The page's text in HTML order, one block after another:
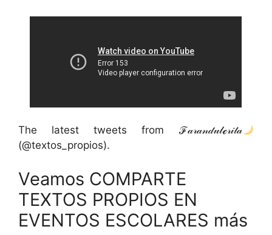
The latest tweets from ℱ𝒶𝓇𝒶𝓃𝒹𝓊𝓁ℯ𝓇𝒾𝓉𝒶
(@textos_propios).
Veamos COMPARTE
TEXTOS PROPIOS EN
EVENTOS ESCOLARES más